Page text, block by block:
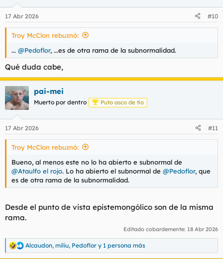
e
s
17 Abr 2026 #10
Troy McClon rebuznó:
... @Pedoflor, ...es de otra rama de la subnormalidad.
Qué duda cabe,
pai-mei
Muerto por dentro Puto asco de tío
17 Abr 2026 #11
Troy McClon rebuznó:
Bueno, al menos este no lo ha abierto e subnormal de
@Ataulfo el rojo. Lo ha abierto el subnormal de @Pedoflor, que
es de otra rama de la subnormalidad.
Desde el punto de vista epistemongólico son de la misma
rama.
Editado cobardemente: 18 Abr 2026
R
e
Alcaudon, miliu, Pedoflor y 1 persona más